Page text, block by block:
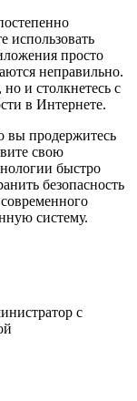
использовать
просто
неправильно.
и столкнетесь с
в Интернете.
вы продержитесь
свою
быстро
безопасность
систему.
с